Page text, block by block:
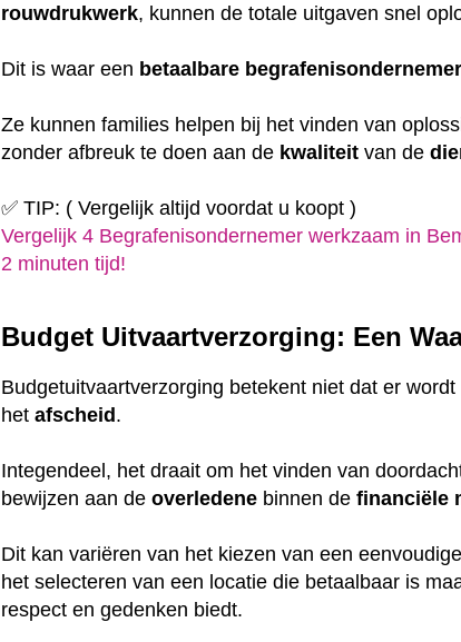
rouwdrukwerk, kunnen de totale uitgaven snel
Dit is waar een betaalbare begrafenisondernemer
Ze kunnen families helpen bij het vinden van
zonder afbreuk te doen aan de kwaliteit van de
✅ TIP: ( Vergelijk altijd voordat u koopt )
Vergelijk 4 Begrafenisondernemer werkzaam in
2 minuten tijd!
Budget Uitvaartverzorging: Een
Budgetuitvaartverzorging betekent niet dat er
hetafscheid .
Integendeel, het draait om het vinden van
bewijzen aan deoverledene binnen definanciële
Dit kan variëren van het kiezen van een
het selecteren van een locatie die betaalbaar is
respect en gedenken biedt.